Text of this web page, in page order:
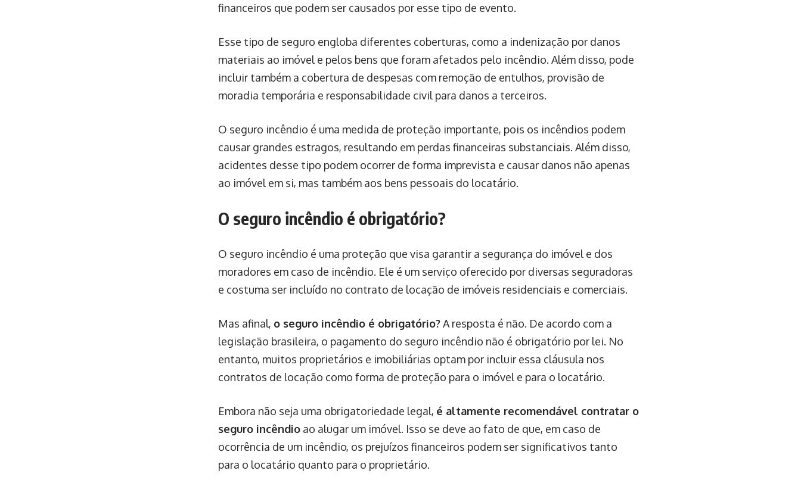
financeiros que podem ser causados por esse tipo de evento.
Esse tipo de seguro engloba diferentes coberturas, como a indenização por danos
materiais ao imóvel e pelos bens que foram afetados pelo incêndio. Além disso, pode
incluir também a cobertura de despesas com remoção de entulhos, provisão de
moradia temporária e responsabilidade civil para danos a terceiros.
O seguro incêndio é uma medida de proteção importante, pois os incêndios podem
causar grandes estragos, resultando em perdas financeiras substanciais. Além disso,
acidentes desse tipo podem ocorrer de forma imprevista e causar danos não apenas
ao imóvel em si, mas também aos bens pessoais do locatário.
O seguro incêndio é obrigatório?
O seguro incêndio é uma proteção que visa garantir a segurança do imóvel e dos
moradores em caso de incêndio. Ele é um serviço oferecido por diversas seguradoras
e costuma ser incluído no contrato de locação de imóveis residenciais e comerciais.
Mas afinal, o seguro incêndio é obrigatório?A resposta é não. De acordo com a
legislação brasileira, o pagamento do seguro incêndio não é obrigatório por lei. No
entanto, muitos proprietários e imobiliárias optam por incluir essa cláusula nos
contratos de locação como forma de proteção para o imóvel e para o locatário.
Embora não seja uma obrigatoriedade legal, é altamente recomendável contratar o
seguro incêndio ao alugar um imóvel. Isso se deve ao fato de que, em caso de
ocorrência de um incêndio, os prejuízos financeiros podem ser significativos tanto
para o locatário quanto para o proprietário.